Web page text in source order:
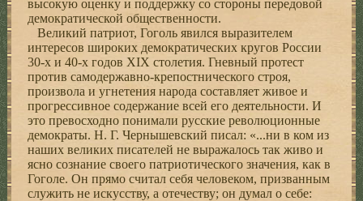
высокую оценку и поддержку со стороны передовой
демократической общественности.
Великий патриот, Гоголь явился выразителем
интересов широких демократических кругов России
30-х и 40-х годов XIX столетия. Гневный протест
против самодержавно-крепостнического строя,
произвола и угнетения народа составляет живое и
прогрессивное содержание всей его деятельности. И
это превосходно понимали русские революционные
демократы. Н. Г. Чернышевский писал: «...ни в ком из
наших великих писателей не выражалось так живо и
ясно сознание своего патриотического значения, как в
Гоголе. Он прямо считал себя человеком, призванным
служить не искусству, а отечеству; он думал о себе: